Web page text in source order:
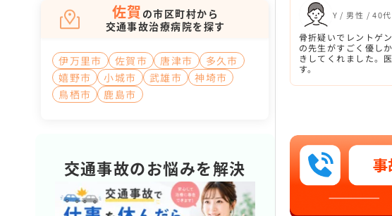
Y / 男性 / 40代
骨折疑いでレントゲ
の先生がすごく優し
きしてくれました。
す。
佐賀 の市区町村から
交通事故治療病院を探す
伊万里市 佐賀市 唐津市
多久市
嬉野市
小城市 武雄市
神埼市
鳥栖市
鹿島市
交通事故のお悩みを解決